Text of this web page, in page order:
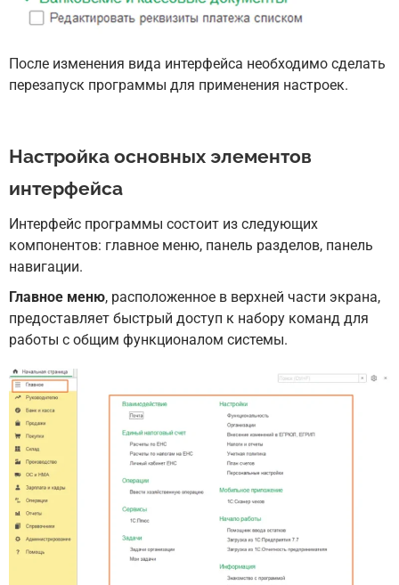
После изменения вида интерфейса необходимо сделать
перезапуск программы для применения настроек.
Настройка основных элементов
интерфейса
Интерфейс программы состоит из следующих
компонентов: главное меню, панель разделов, панель
навигации.
Главное меню, расположенное в верхней части экрана,
предоставляет быстрый доступ к набору команд для
работы с общим функционалом системы.